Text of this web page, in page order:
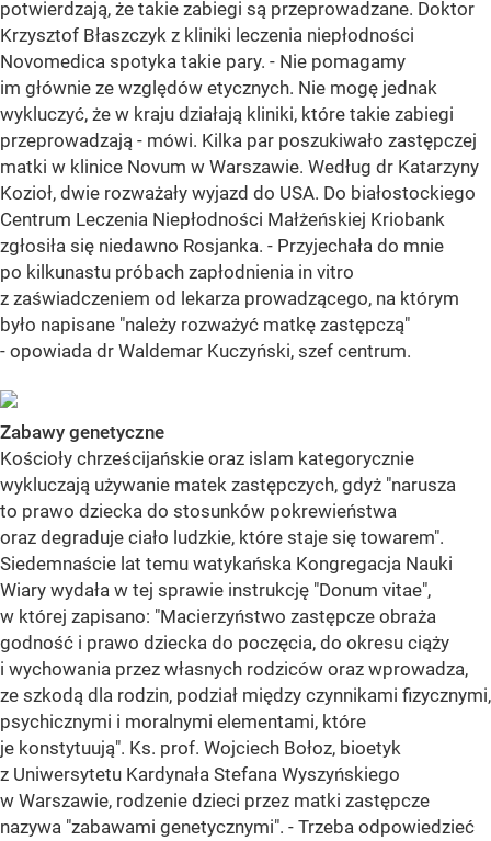
potwierdzają, że takie zabiegi są przeprowadzane. Doktor
Krzysztof Błaszczyk z kliniki leczenia niepłodności
Novomedica spotyka takie pary. - Nie pomagamy
im głównie ze względów etycznych. Nie mogę jednak
wykluczyć, że w kraju działają kliniki, które takie zabiegi
przeprowadzają - mówi. Kilka par poszukiwało zastępczej
matki w klinice Novum w Warszawie. Według dr Katarzyny
Kozioł, dwie rozważały wyjazd do USA. Do białostockiego
Centrum Leczenia Niepłodności Małżeńskiej Kriobank
zgłosiła się niedawno Rosjanka. - Przyjechała do mnie
po kilkunastu próbach zapłodnienia in vitro
z zaświadczeniem od lekarza prowadzącego, na którym
było napisane "należy rozważyć matkę zastępczą"
- opowiada dr Waldemar Kuczyński, szef centrum.
Zabawy genetyczne
Kościoły chrześcijańskie oraz islam kategorycznie
wykluczają używanie matek zastępczych, gdyż "narusza
to prawo dziecka do stosunków pokrewieństwa
oraz degraduje ciało ludzkie, które staje się towarem".
Siedemnaście lat temu watykańska Kongregacja Nauki
Wiary wydała w tej sprawie instrukcję "Donum vitae",
w której zapisano: "Macierzyństwo zastępcze obraża
godność i prawo dziecka do poczęcia, do okresu ciąży
i wychowania przez własnych rodziców oraz wprowadza,
ze szkodą dla rodzin, podział między czynnikami fizycznymi,
psychicznymi i moralnymi elementami, które
je konstytuują". Ks. prof. Wojciech Bołoz, bioetyk
z Uniwersytetu Kardynała Stefana Wyszyńskiego
w Warszawie, rodzenie dzieci przez matki zastępcze
nazywa "zabawami genetycznymi". - Trzeba odpowiedzieć